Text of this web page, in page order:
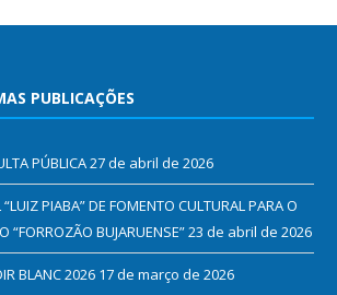
PUBLICAÇÕES
PÚBLICA27 de abril de 2026
“LUIZ PIABA” DE FOMENTO CULTURAL PARA O
“FORROZÃO BUJARUENSE”23 de abril de 2026
BLANC 2026 17 de março de 2026